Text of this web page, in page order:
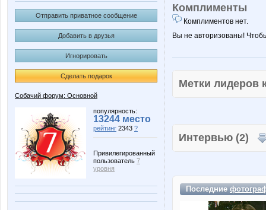
Отправить приватное сообщение
Добавить в друзья
Игнорировать
Сделать подарок
Собачий форум: Основной
популярность:
13244 место
рейтинг 2343 ?
Привилегированный
пользователь 7
уровня
Комплименты
Комплиментов нет.
Вы не авторизованы!
Метки
Интервью (2)
Последние